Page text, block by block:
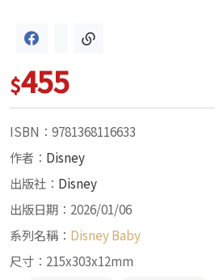
$455
ISBN：9781368116633
作者： Disney
出版社： Disney
出版日期：2026/01/06
系列名稱： Disney Baby
尺寸：215x303x12mm